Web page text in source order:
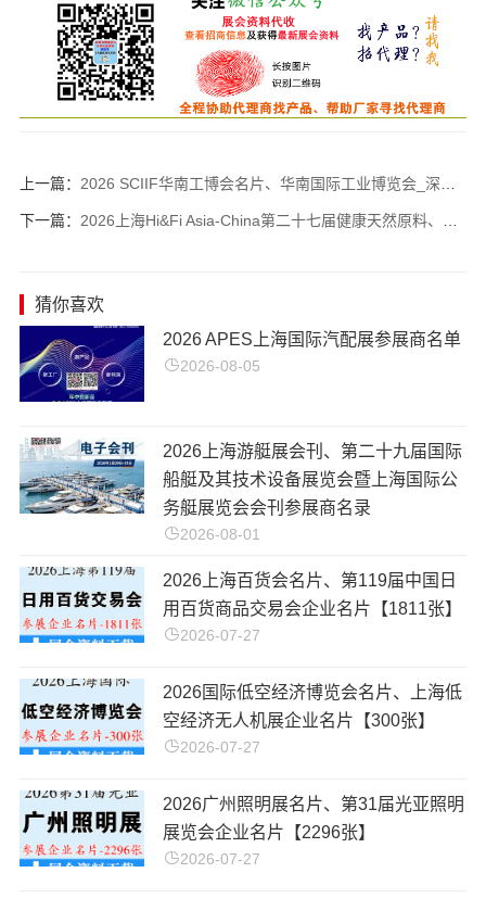
上一篇： 2026 SCIIF华南工博会名片、华南国际工业博览会_深圳机器视觉及激光与智能装备光子技术博览会企业名片【956张】
下一篇： 2026上海Hi&Fi Asia-China第二十七届健康天然原料、食品配料展览会企业名片【1165张】
猜你喜欢
2026 APES上海国际汽配展参展商名单
2026-08-05
2026上海游艇展会刊、第二十九届国际
船艇及其技术设备展览会暨上海国际公
务艇展览会会刊参展商名录
2026-08-01
2026上海百货会名片、第119届中国日
用百货商品交易会企业名片【1811张】
2026-07-27
2026国际低空经济博览会名片、上海低
空经济无人机展企业名片【300张】
2026-07-27
2026广州照明展名片、第31届光亚照明
展览会企业名片【2296张】
2026-07-27